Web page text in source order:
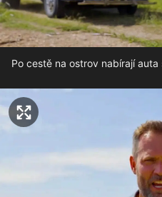
Po cestě na ostrov nabírají